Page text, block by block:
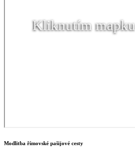
Kliknutím
Modlitba římovské pašijové cesty